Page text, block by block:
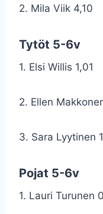
2. Mila Viik 4,10
Tytöt 5-6v
1. Elsi Willis 1,01
2. Ellen
3. Sara Lyytinen
Pojat 5-6v
1. Lauri Turunen